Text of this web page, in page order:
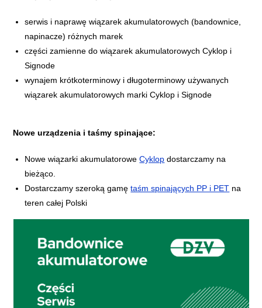
serwis i naprawę wiązarek akumulatorowych (bandownice,
napinacze) różnych marek
części zamienne do wiązarek akumulatorowych Cyklop i
Signode
wynajem krótkoterminowy i długoterminowy używanych
wiązarek akumulatorowych marki Cyklop i Signode
Nowe urządzenia i taśmy spinające:
Nowe wiązarki akumulatoroweCyklop dostarczamy na
bieżąco.
Dostarczamy szeroką gamętaśm spinających PP i PET na
teren całej Polski